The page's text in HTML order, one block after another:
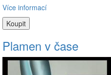
Více informací
Plamen v čase